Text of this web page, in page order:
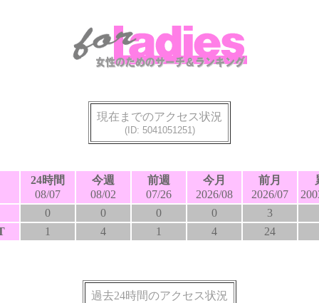
現在までのアクセス状況
(ID: 5041051251)
24時間
08/07
今週
08/02
前週
07/26
今月
2026/08
前月
2026/07
0 0 0 0 3
1 4 1 4 24
過去24時間のアクセス状況